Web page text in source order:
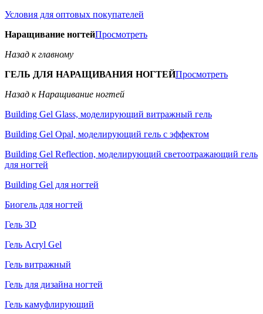
Условия для оптовых покупателей
Наращивание ногтейПросмотреть
Назад к главному
ГЕЛЬ ДЛЯ НАРАЩИВАНИЯ НОГТЕЙПросмотреть
Назад к Наращивание ногтей
Building Gel Glass, моделирующий витражный гель
Building Gel Opal, моделирующий гель с эффектом
Building Gel Reflection, моделирующий светоотражающий гель
для ногтей
Building Gel для ногтей
Биогель для ногтей
Гель 3D
Гель Acryl Gel
Гель витражный
Гель для дизайна ногтей
Гель камуфлирующий